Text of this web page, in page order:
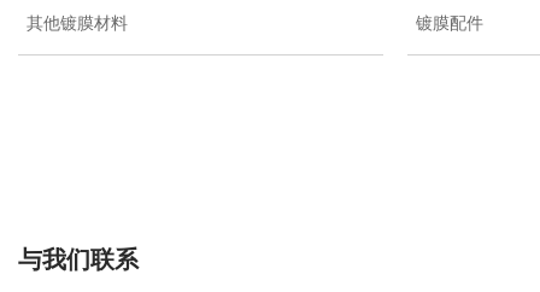
其他镀膜材料 镀膜配件
与我们联系